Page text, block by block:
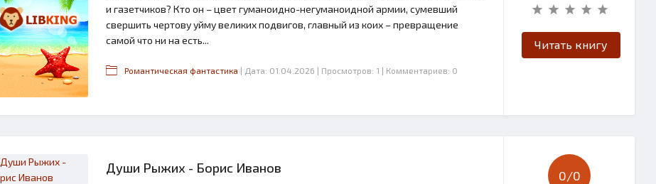
и газетчиков? Кто он – цвет гуманоидно-негуманоидной армии, сумевший
свершить чертову уйму великих подвигов, главный из коих – превращение
самой что ни на есть...
Романтическая фантастика | Дата: 01.04.2026 | Просмотров: 1 | Комментариев: 0
Читать книгу
Души Рыжих - Борис Иванов 0/0